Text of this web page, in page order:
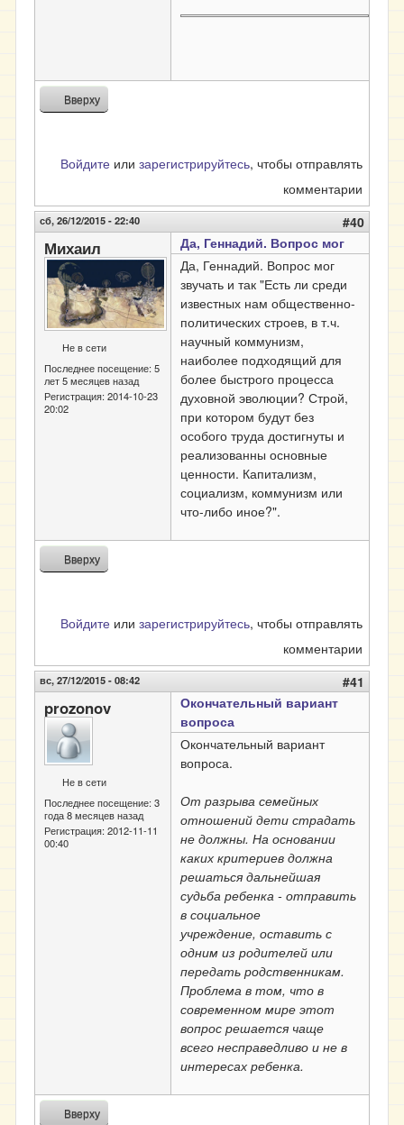
Вверху
Войдите или зарегистрируйтесь, чтобы отправлять
комментарии
сб, 26/12/2015 - 22:40 #40
Михаил
Не в сети
Последнее посещение:5
лет 5 месяцев назад
Регистрация:2014-10-23
20:02
Да, Геннадий. Вопрос мог
Да, Геннадий. Вопрос мог
звучать и так "Есть ли среди
известных нам общественно-
политических строев, в т.ч.
научный коммунизм,
наиболее подходящий для
более быстрого процесса
духовной эволюции? Строй,
при котором будут без
особого труда достигнуты и
реализованны основные
ценности. Капитализм,
социализм, коммунизм или
что-либо иное?".
Вверху
Войдите или зарегистрируйтесь, чтобы отправлять
комментарии
вс, 27/12/2015 - 08:42 #41
prozonov
Не в сети
Последнее посещение:3
года 8 месяцев назад
Регистрация:2012-11-11
00:40
Окончательный вариант
вопроса
Окончательный вариант
вопроса.
От разрыва семейных
отношений дети страдать
не должны. На основании
каких критериев должна
решаться дальнейшая
судьба ребенка - отправить
в социальное
учреждение, оставить с
одним из родителей или
передать родственникам.
Проблема в том, что в
современном мире этот
вопрос решается чаще
всего несправедливо и не в
интересах ребенка.
Вверху